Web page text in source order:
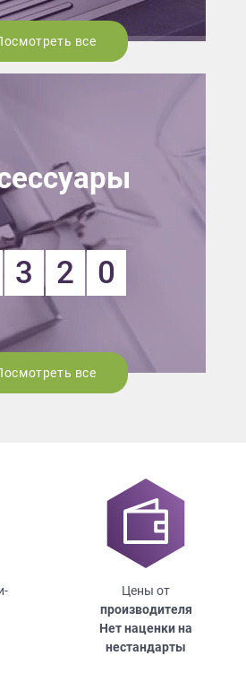
все
3 2 0
все
Цены от
производителя
Нет наценки на
нестандарты